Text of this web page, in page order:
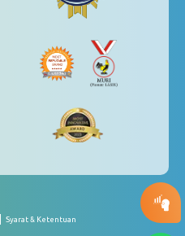
Syarat & Ketentuan